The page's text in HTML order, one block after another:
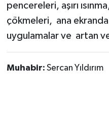
pencereleri, aşırı
çökmeleri, ana
uygulamalar ve artan
Muhabir: Sercan Yıldırım